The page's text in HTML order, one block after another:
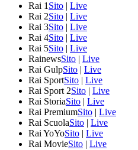
Rai 1 Sito | Live
Rai 2Sito | Live
Rai 3Sito | Live
Rai 4Sito | Live
Rai 5Sito | Live
RainewsSito | Live
Rai GulpSito | Live
Rai SportSito | Live
Rai Sport 2Sito | Live
Rai StoriaSito | Live
Rai PremiumSito | Live
Rai ScuolaSito | Live
Rai YoYoSito | Live
Rai MovieSito | Live